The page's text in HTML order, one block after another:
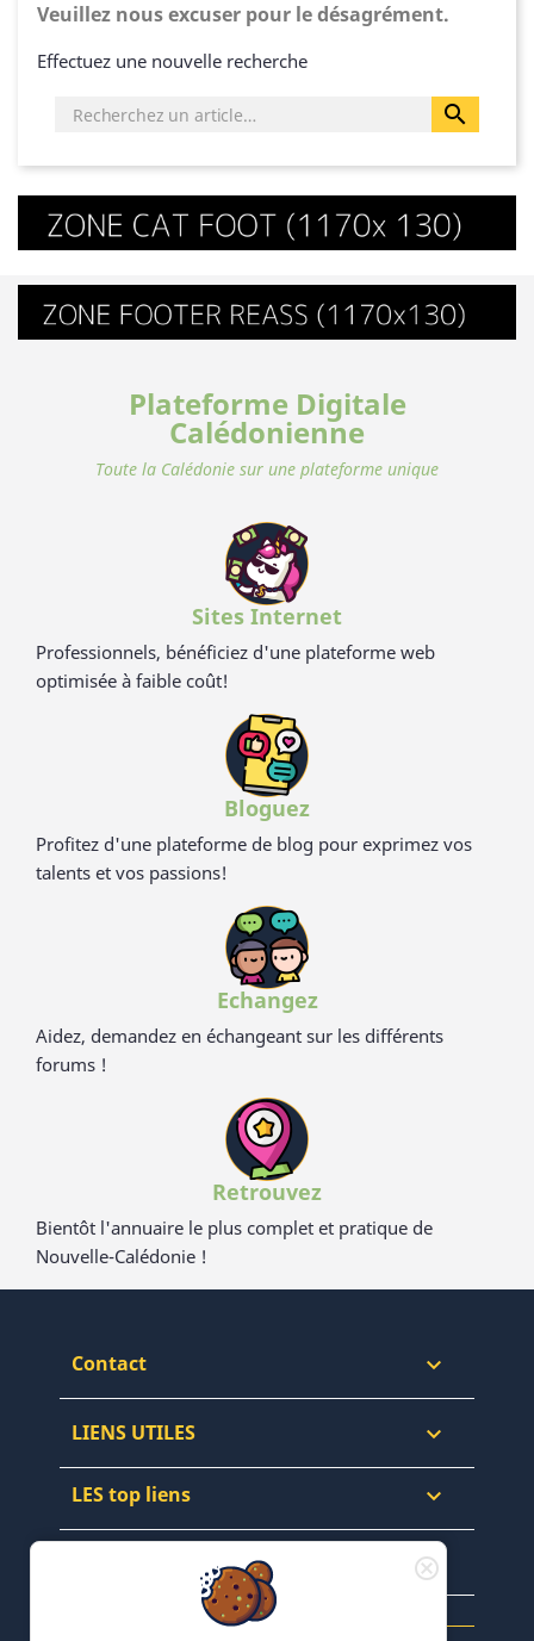
Veuillez nous excuser pour le désagrément.
Effectuez une nouvelle recherche

Plateforme Digitale
Calédonienne
Toute la Calédonie sur une plateforme unique
Sites Internet
Professionnels, bénéficiez d'une plateforme web
optimisée à faible coût!
Bloguez
Profitez d'une plateforme de blog pour exprimez vos
talents et vos passions!
Echangez
Aidez, demandez en échangeant sur les différents
forums !
Retrouvez
Bientôt l'annuaire le plus complet et pratique de
Nouvelle-Calédonie !
Contact 
LIENS UTILES 
LES top liens 
NEWSLETTERS & WEB 